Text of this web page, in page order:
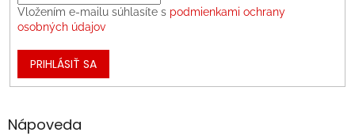
Vložením e-mailu súhlasíte s podmienkami ochrany
osobných údajov
PRIHLÁSIŤ SA
Nápoveda